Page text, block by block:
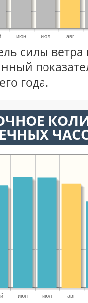
июн июл авг
силы ветра
года.
июн июл авг